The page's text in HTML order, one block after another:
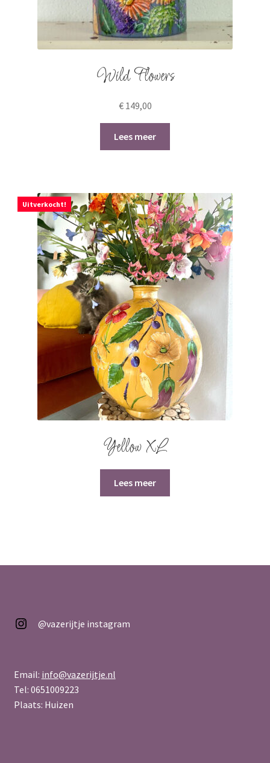
Wild Flowers
€149,00
Lees meer
Uitverkocht!
Yellow XL
Lees meer
@vazerijtje
@vazerijtje instagram
Email: info@vazerijtje.nl
Tel: 0651009223
Plaats: Huizen